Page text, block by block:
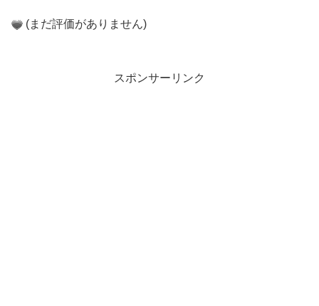
(まだ評価がありません)
スポンサーリンク